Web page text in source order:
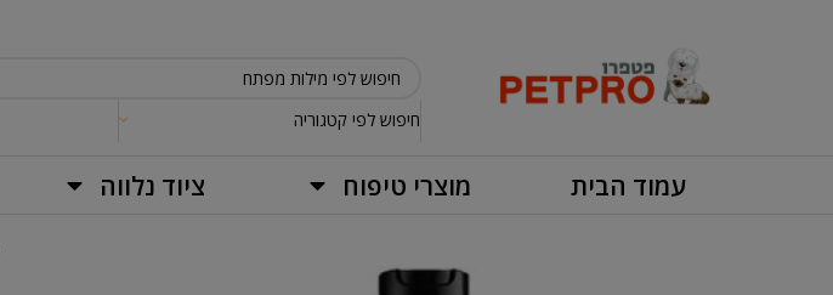
חיפוש לפי קטגוריה
עמוד הבית מוצרי טיפוח ציוד נלווה